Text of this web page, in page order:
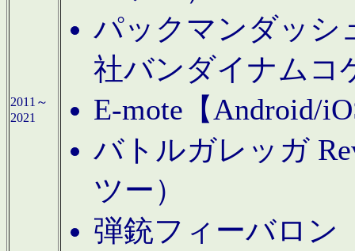
2011～
2021
パックマンダッシ
社バンダイナムコ
E-mote【Android/
バトルガレッガ
ツー）
弾銃フィーバロン